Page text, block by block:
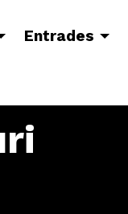
Entrades